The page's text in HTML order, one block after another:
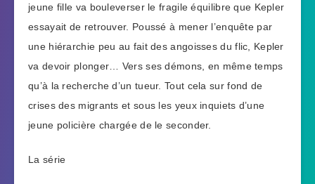
jeune fille va bouleverser le fragile équilibre que Kepler
essayait de retrouver. Poussé à mener l’enquête par
une hiérarchie peu au fait des angoisses du flic, Kepler
va devoir plonger… Vers ses démons, en même temps
qu’à la recherche d’un tueur. Tout cela sur fond de
crises des migrants et sous les yeux inquiets d’une
jeune policière chargée de le seconder.
La série